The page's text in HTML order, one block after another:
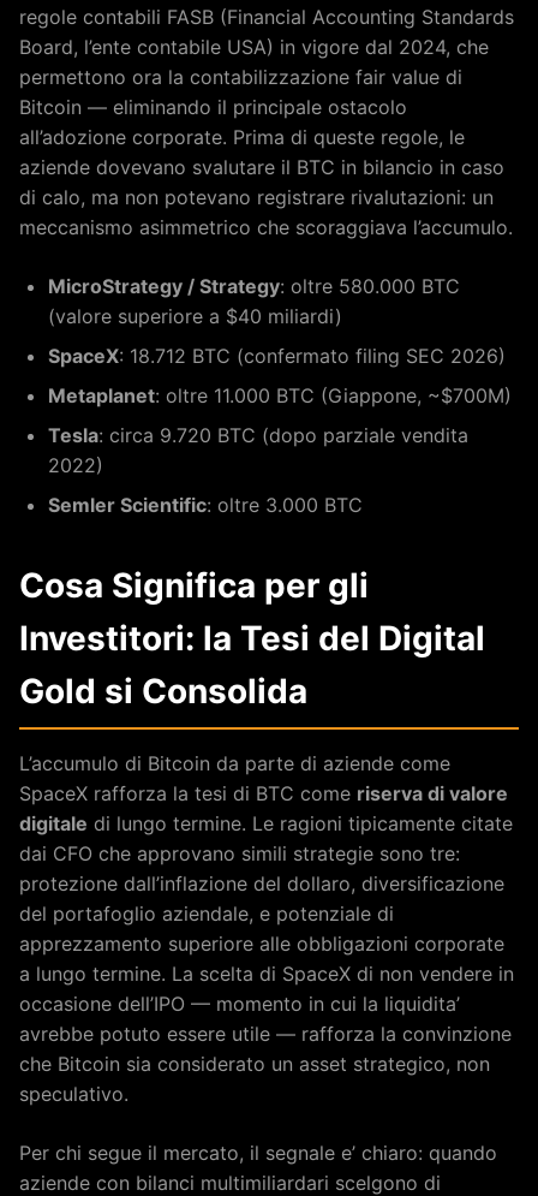
regole contabili FASB (Financial Accounting Standards
Board, l’ente contabile USA) in vigore dal 2024, che
permettono ora la contabilizzazione fair value di
Bitcoin — eliminando il principale ostacolo
all’adozione corporate. Prima di queste regole, le
aziende dovevano svalutare il BTC in bilancio in caso
di calo, ma non potevano registrare rivalutazioni: un
meccanismo asimmetrico che scoraggiava l’accumulo.
MicroStrategy / Strategy: oltre 580.000 BTC
(valore superiore a $40 miliardi)
SpaceX: 18.712 BTC (confermato filing SEC 2026)
Metaplanet: oltre 11.000 BTC (Giappone, ~$700M)
Tesla: circa 9.720 BTC (dopo parziale vendita
2022)
Semler Scientific: oltre 3.000 BTC
Cosa Significa per gli
Investitori: la Tesi del Digital
Gold si Consolida
L’accumulo di Bitcoin da parte di aziende come
SpaceX rafforza la tesi di BTC come riserva di valore
digitale di lungo termine. Le ragioni tipicamente citate
dai CFO che approvano simili strategie sono tre:
protezione dall’inflazione del dollaro, diversificazione
del portafoglio aziendale, e potenziale di
apprezzamento superiore alle obbligazioni corporate
a lungo termine. La scelta di SpaceX di non vendere in
occasione dell’IPO — momento in cui la liquidita’
avrebbe potuto essere utile — rafforza la convinzione
che Bitcoin sia considerato un asset strategico, non
speculativo.
Per chi segue il mercato, il segnale e’ chiaro: quando
aziende con bilanci multimiliardari scelgono di